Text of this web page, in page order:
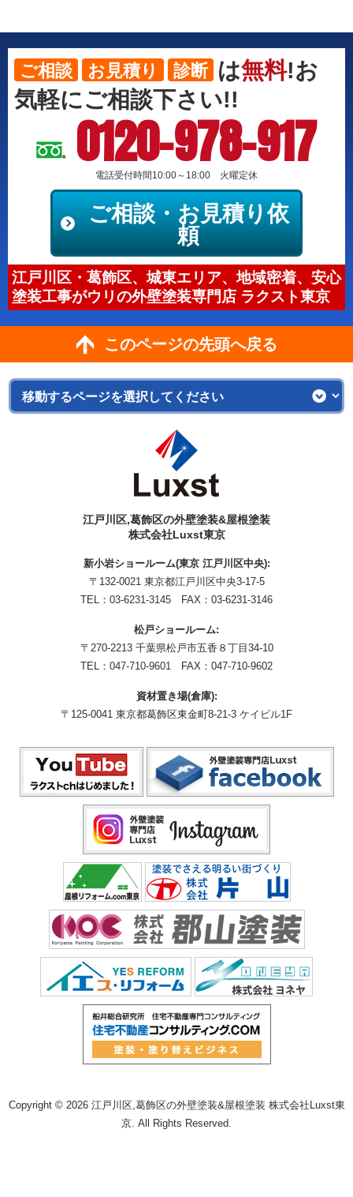
ご相談 お見積り 診断 は無料!お
気軽にご相談下さい!!
0120-978-917
電話受付時間10:00～18:00 火曜定休
ご相談・お見積り依
頼
江戸川区・葛飾区、城東エリア、地域密着、安心
塗装工事がウリの外壁塗装専門店 ラクスト東京
このページの先頭へ戻る
江戸川区,葛飾区の外壁塗装&屋根塗装
株式会社Luxst東京
新小岩ショールーム(東京 江戸川区中央):
〒132-0021 東京都江戸川区中央3-17-5
TEL： 03-6231-3145 FAX：03-6231-3146
松戸ショールーム:
〒270-2213 千葉県松戸市五香８丁目34-10
TEL： 047-710-9601 FAX：047-710-9602
資材置き場(倉庫):
〒125-0041 東京都葛飾区東金町8-21-3 ケイビル1F
Copyright © 2026 江戸川区,葛飾区の外壁塗装&屋根塗装 株式会社Luxst東
京. All Rights Reserved.